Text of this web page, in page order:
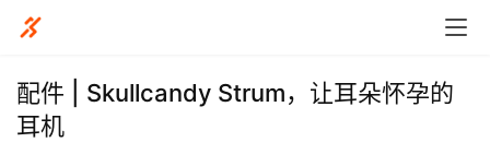
配件 | Skullcandy Strum，让耳朵怀孕的
耳机